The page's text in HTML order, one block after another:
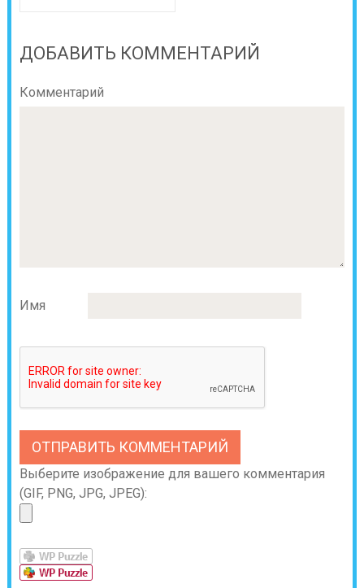
ДОБАВИТЬ КОММЕНТАРИЙ
Комментарий
Имя
Выберите изображение для вашего комментария
(GIF, PNG, JPG, JPEG):